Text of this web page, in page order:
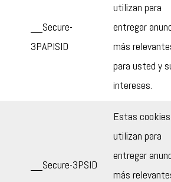
__Secure-
3PAPISID
utilizan para
entregar
más
para usted y
intereses.
__Secure-3PSID
Estas
utilizan para
entregar
más